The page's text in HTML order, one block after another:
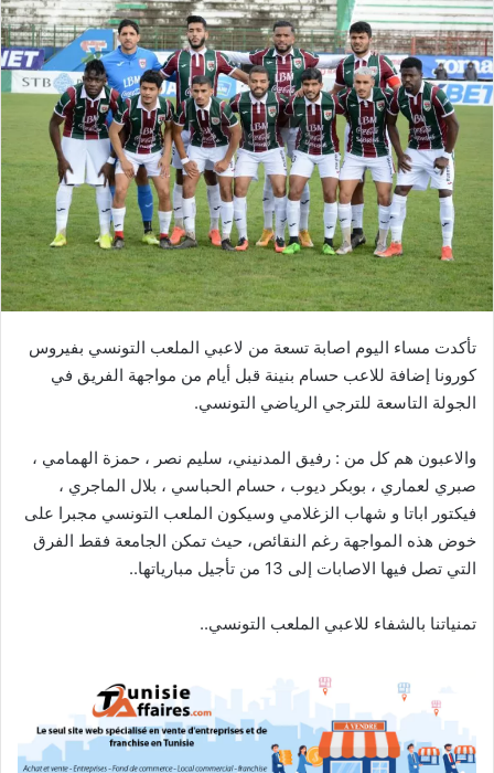
تأكدت مساء اليوم اصابة تسعة من لاعبي الملعب التونسي بفيروس
كورونا إضافة للاعب حسام بنينة قبل أيام من مواجهة الفريق في
الجولة التاسعة للترجي الرياضي التونسي.
والاعبون هم كل من : رفيق المدنيني، سليم نصر ، حمزة الهمامي ،
صبري لعماري ، بوبكر ديوب ، حسام الحباسي ، بلال الماجري ،
فيكتور اباتا و شهاب الزغلامي وسيكون الملعب التونسي مجبرا على
خوض هذه المواجهة رغم النقائص، حيث تمكن الجامعة فقط الفرق
التي تصل فيها الاصابات إلى 13 من تأجيل مبارياتها..
تمنياتنا بالشفاء للاعبي الملعب التونسي..